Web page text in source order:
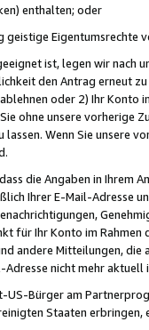
enthalten; oder
geistige Eigentumsrechte
ist, legen wir nach
den Antrag erneut
oder 2) Ihr Konto
ohne unsere vorherige
lassen. Wenn Sie unsere
die Angaben in Ihrem
Ihrer E-Mail-Adresse
für Ihr Konto im Rahmen
andere Mitteilungen,
nicht mehr aktuell
US-Bürger am
Staaten erbringen,